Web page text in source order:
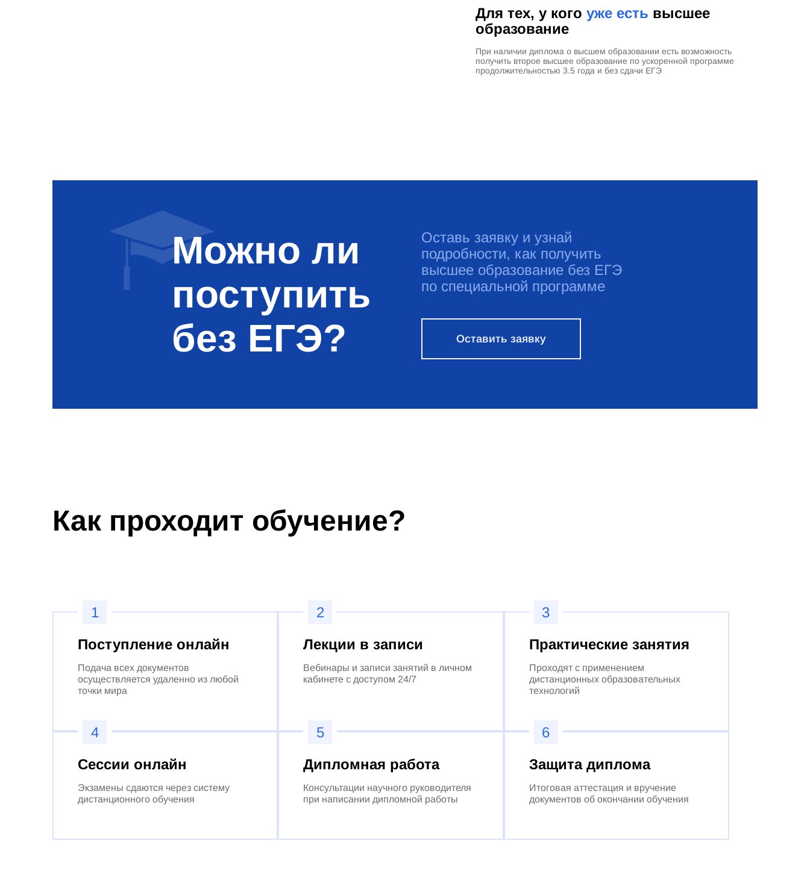
Для тех, у кого уже есть высшее
образование
При наличии диплома о высшем образовании есть возможность
получить второе высшее образование по ускоренной программе
продолжительностью 3.5 года и без сдачи ЕГЭ
Можно ли
поступить
без ЕГЭ?
Оставь заявку и узнай
подробности, как получить
высшее образование без ЕГЭ
по специальной программе
Оставить заявку
Как проходит обучение?
1
Поступление онлайн
Подача всех документов
осуществляется удаленно из любой
точки мира
2
Лекции в записи
Вебинары и записи занятий в личном
кабинете с доступом 24/7
3
Практические занятия
Проходят с применением
дистанционных образовательных
технологий
4
Сессии онлайн
Экзамены сдаются через систему
дистанционного обучения
5
Дипломная работа
Консультации научного руководителя
при написании дипломной работы
6
Защита диплома
Итоговая аттестация и вручение
документов об окончании обучения